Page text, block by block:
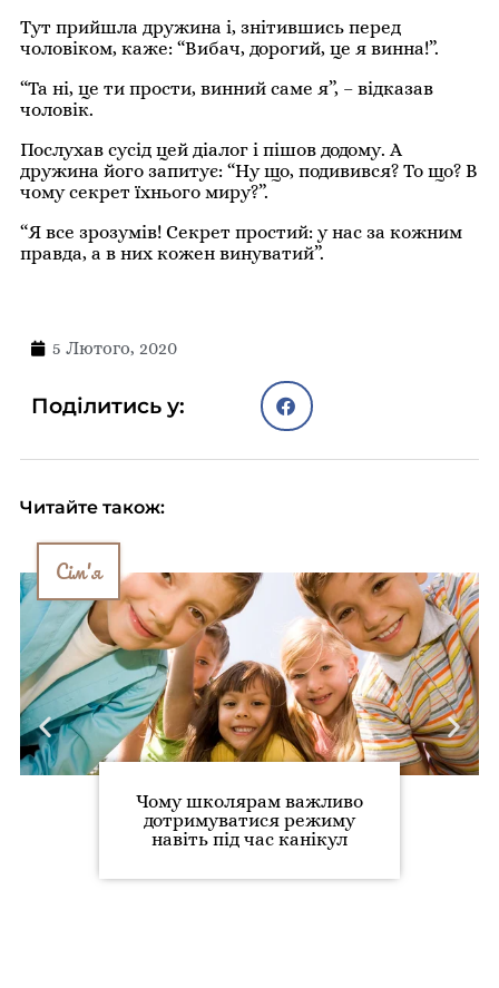
Тут прийшла дружина і, знітившись перед
чоловіком, каже: “Вибач, дорогий, це я винна!”.
“Та ні, це ти прости, винний саме я”, – відказав
чоловік.
Послухав сусід цей діалог і пішов додому. А
дружина його запитує: “Ну що, подивився? То що? В
чому секрет їхнього миру?”.
“Я все зрозумів! Секрет простий: у нас за кожним
правда, а в них кожен винуватий”.
5 Лютого, 2020
Поділитись у:
Читайте також:
Сім'я
Чому школярам важливо
дотримуватися режиму
навіть під час канікул